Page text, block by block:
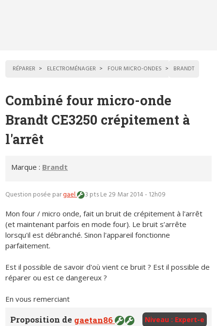
RÉPARER ELECTROMÉNAGER FOUR MICRO-ONDES BRANDT
Combiné four micro-onde
Brandt CE3250 crépitement à
l'arrêt
Marque : Brandt
Question posée pargael 3 ptsLe 29 Mar 2014 - 12h09
Mon four / micro onde, fait un bruit de crépitement à l'arrêt
(et maintenant parfois en mode four). Le bruit s’arrête
lorsqu'il est débranché. Sinon l'appareil fonctionne
parfaitement.
Est il possible de savoir d'où vient ce bruit ? Est il possible de
réparer ou est ce dangereux ?
En vous remerciant
Niveau : Expert-e
Proposition de gaetan86